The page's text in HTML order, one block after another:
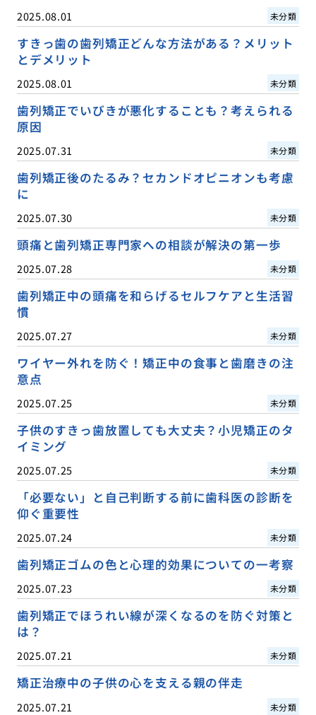
2025.08.01 未分類
すきっ歯の歯列矯正どんな方法がある？メリット
とデメリット
2025.08.01 未分類
歯列矯正でいびきが悪化することも？考えられる
原因
2025.07.31 未分類
歯列矯正後のたるみ？セカンドオピニオンも考慮
に
2025.07.30 未分類
頭痛と歯列矯正専門家への相談が解決の第一歩
2025.07.28 未分類
歯列矯正中の頭痛を和らげるセルフケアと生活習
慣
2025.07.27 未分類
ワイヤー外れを防ぐ！矯正中の食事と歯磨きの注
意点
2025.07.25 未分類
子供のすきっ歯放置しても大丈夫？小児矯正のタ
イミング
2025.07.25 未分類
「必要ない」と自己判断する前に歯科医の診断を
仰ぐ重要性
2025.07.24 未分類
歯列矯正ゴムの色と心理的効果についての一考察
2025.07.23 未分類
歯列矯正でほうれい線が深くなるのを防ぐ対策と
は？
2025.07.21 未分類
矯正治療中の子供の心を支える親の伴走
2025.07.21 未分類